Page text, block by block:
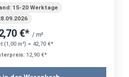
15-20 Werktage
€* / m²
(1,00 m²) = 42,70 €*
12,90 €*